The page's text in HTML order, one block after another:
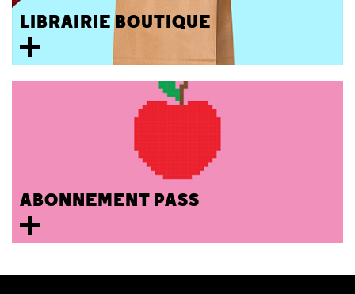
LIBRAIRIE BOUTIQUE
ABONNEMENT PASS